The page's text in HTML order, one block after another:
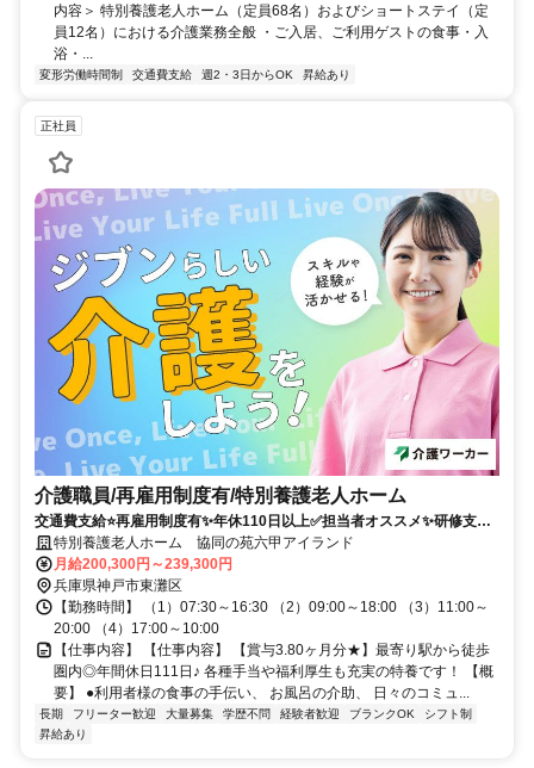
内容＞ 特別養護老人ホーム（定員68名）およびショートステイ（定
員12名）における介護業務全般 ・ご入居、ご利用ゲストの食事・入
浴・...
変形労働時間制 交通費支給 週2・3日からOK 昇給あり
正社員
介護職員/再雇用制度有/特別養護老人ホーム
交通費支給⭐️再雇用制度有✨年休110日以上✅️担当者オススメ✨研修支援
有⭕️経験者優遇✨車通勤ＯＫ
特別養護老人ホーム 協同の苑六甲アイランド
月給200,300円～239,300円
兵庫県神戸市東灘区
【勤務時間】 （1）07:30～16:30 （2）09:00～18:00 （3）11:00～
20:00 （4）17:00～10:00
【仕事内容】 【仕事内容】 【賞与3.80ヶ月分★】最寄り駅から徒歩
圏内◎年間休日111日♪ 各種手当や福利厚生も充実の特養です！ 【概
要】 ●利用者様の食事の手伝い、 お風呂の介助、 日々のコミュ...
長期 フリーター歓迎 大量募集 学歴不問 経験者歓迎 ブランクOK
シフト制
昇給あり